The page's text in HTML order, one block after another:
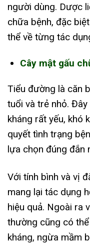
người dùng. Dược
chữa bệnh, đặc
thể về từng tác
Cây mật gấu
Tiểu đường là căn
tuổi và trẻ nhỏ.
kháng rất yếu, khó
quyết tình trạng
lựa chọn đúng đắn
Với tính bình và vị
mang lại tác dụng
hiệu quả. Ngoài ra
thường cũng có
kháng, ngừa mầm